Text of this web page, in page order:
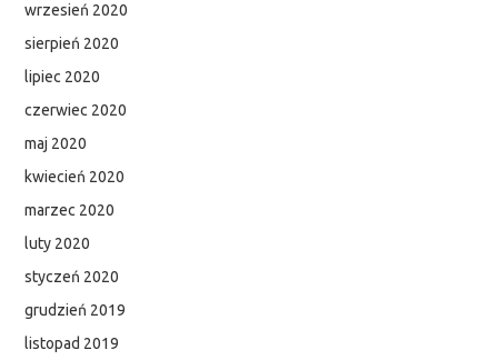
wrzesień 2020
sierpień 2020
lipiec 2020
czerwiec 2020
maj 2020
kwiecień 2020
marzec 2020
luty 2020
styczeń 2020
grudzień 2019
listopad 2019